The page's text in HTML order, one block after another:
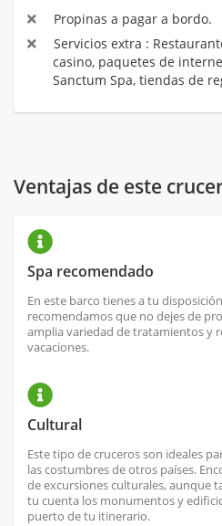
Propinas a pagar a bordo.
Servicios extra :
casino, paquetes de
Sanctum Spa, tiendas de
Ventajas de este
Spa recomendado
En este barco tienes a tu
recomendamos que no dejes de
amplia variedad de tratamientos y
vacaciones.
Cultural
Este tipo de cruceros son ideales
las costumbres de otros países.
de excursiones culturales, aunque
tu cuenta los monumentos y
puerto de tu itinerario.